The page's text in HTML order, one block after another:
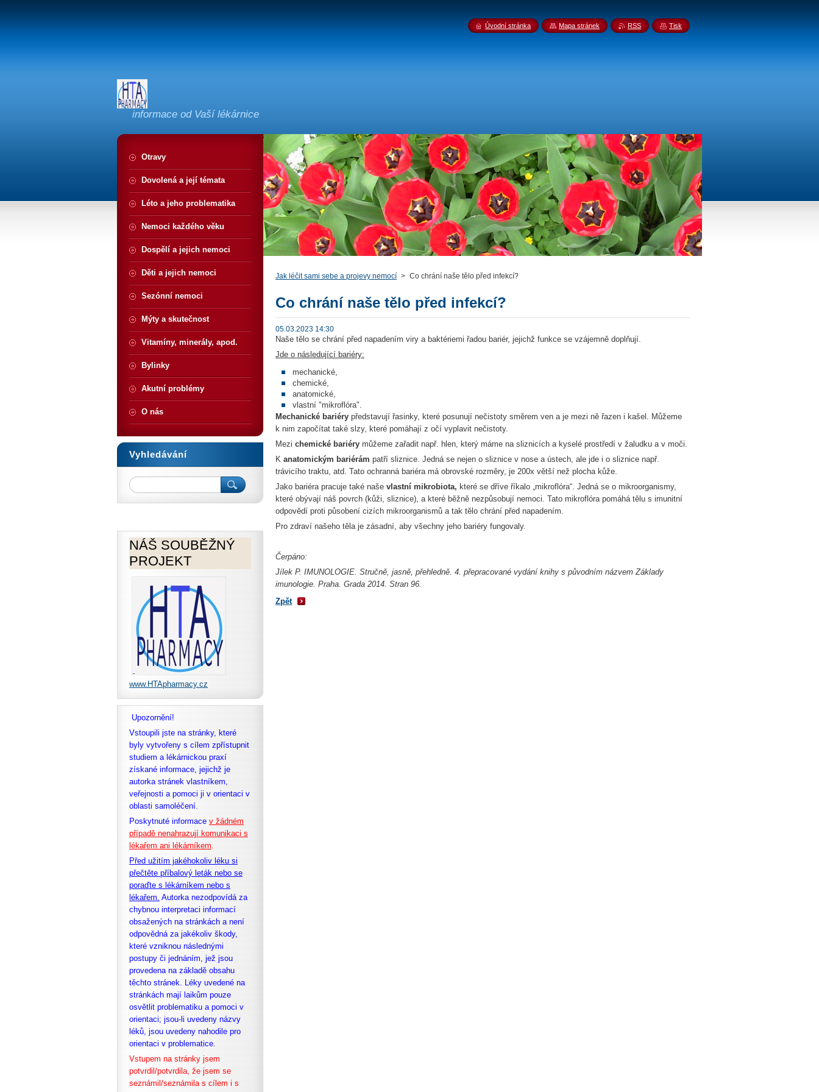
informace od Vaší lékárnice
Jak léčit sami sebe a projevy nemocí > Co chrání naše tělo před infekcí?
Co chrání naše tělo před infekcí?
05.03.2023 14:30
Naše tělo se chrání před napadením viry a baktériemi řadou bariér, jejichž funkce se vzájemně doplňují.
Jde o následující bariéry:
mechanické,
chemické,
anatomické,
vlastní "mikroflóra".
Mechanické bariéry představují řasinky, které posunují nečistoty směrem ven a je mezi ně řazen i kašel. Můžeme
k nim započítat také slzy, které pomáhají z očí vyplavit nečistoty.
Mezi chemické bariéry můžeme zařadit např. hlen, který máme na sliznicích a kyselé prostředí v žaludku a v moči.
K anatomickým bariérám patří sliznice. Jedná se nejen o sliznice v nose a ústech, ale jde i o sliznice např.
trávicího traktu, atd. Tato ochranná bariéra má obrovské rozměry, je 200x větší než plocha kůže.
Jako bariéra pracuje také naše vlastní mikrobiota, které se dříve říkalo „mikroflóra“. Jedná se o mikroorganismy,
které obývají náš povrch (kůži, sliznice), a které běžně nezpůsobují nemoci. Tato mikroflóra pomáhá tělu s imunitní
odpovědí proti působení cizích mikroorganismů a tak tělo chrání před napadením.
Pro zdraví našeho těla je zásadní, aby všechny jeho bariéry fungovaly.
Čerpáno:
Jílek P. IMUNOLOGIE. Stručně, jasně, přehledně. 4. přepracované vydání knihy s původním názvem Základy
imunologie. Praha. Grada 2014. Stran 96.
Zpět
Otravy
Dovolená a její témata
Léto a jeho problematika
Nemoci každého věku
Dospělí a jejich nemoci
Děti a jejich nemoci
Sezónní nemoci
Mýty a skutečnost
Vitamíny, minerály, apod.
Bylinky
Akutní problémy
O nás
Vyhledávání
NÁŠ SOUBĚŽNÝ
PROJEKT
www.HTApharmacy.cz
Upozornění!
Vstoupili jste na stránky, které
byly vytvořeny s cílem zpřístupnit
studiem a lékárnickou praxí
získané informace, jejichž je
autorka stránek vlastníkem,
veřejnosti a pomoci ji v orientaci v
oblasti samoléčení.
Poskytnuté informace v žádném
případě nenahrazují komunikaci s
lékařem ani lékárníkem.
Před užitím jakéhokoliv léku si
přečtěte příbalový leták nebo se
poraďte s lékárníkem nebo s
lékařem. Autorka nezodpovídá za
chybnou interpretaci informací
obsažených na stránkách a není
odpovědná za jakékoliv škody,
které vzniknou následnými
postupy či jednáním, jež jsou
provedena na základě obsahu
těchto stránek. Léky uvedené na
stránkách mají laikům pouze
osvětlit problematiku a pomoci v
orientaci; jsou-li uvedeny názvy
léků, jsou uvedeny nahodile pro
orientaci v problematice.
Vstupem na stránky jsem
potvrdil/potvrdila, že jsem se
seznámil/seznámila s cílem i s
Úvodní stránka Mapa stránek RSS Tisk